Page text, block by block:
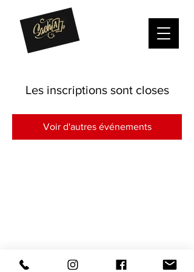
Les inscriptions sont closes
Voir d'autres événements
Sacha magician - Geneva and surrounding 2021 MAGIC SACHA - Legal Notices